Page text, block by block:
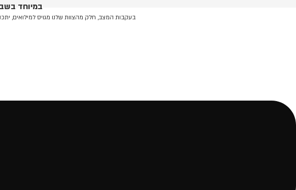
במיוחד
בעקבות המצב, חלק מהצוות שלנו מגויס למילואים,